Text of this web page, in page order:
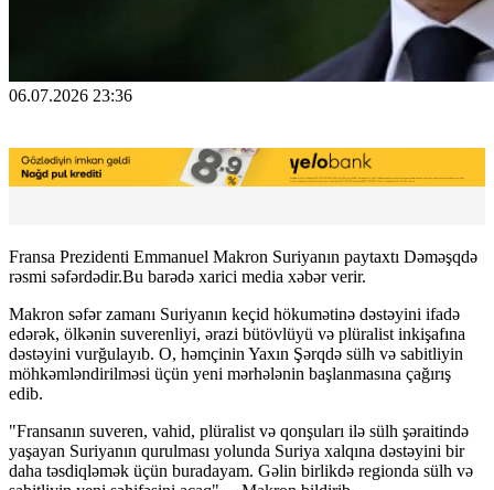
06.07.2026 23:36
Fransa Prezidenti Emmanuel Makron Suriyanın paytaxtı Dəməşqdə
rəsmi səfərdədir.Bu barədə xarici media xəbər verir.
Makron səfər zamanı Suriyanın keçid hökumətinə dəstəyini ifadə
edərək, ölkənin suverenliyi, ərazi bütövlüyü və plüralist inkişafına
dəstəyini vurğulayıb. O, həmçinin Yaxın Şərqdə sülh və sabitliyin
möhkəmləndirilməsi üçün yeni mərhələnin başlanmasına çağırış
edib.
"Fransanın suveren, vahid, plüralist və qonşuları ilə sülh şəraitində
yaşayan Suriyanın qurulması yolunda Suriya xalqına dəstəyini bir
daha təsdiqləmək üçün buradayam. Gəlin birlikdə regionda sülh və